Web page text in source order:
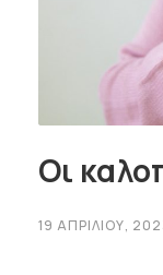
Οι
19 ΑΠΡΙΛΊΟΥ,